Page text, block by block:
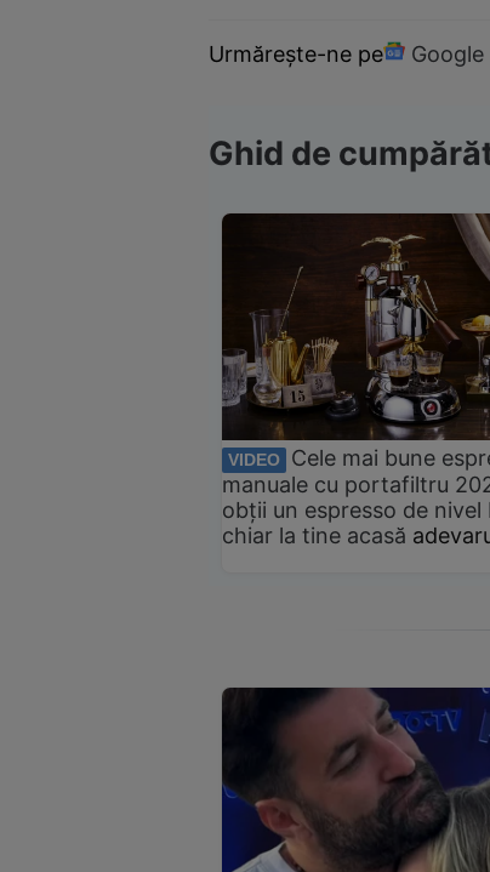
Urmărește-ne pe
Ghid de
VIDEO
Cele mai bune
manuale cu portafiltru
obții un espresso de nivel
chiar la tine acasă